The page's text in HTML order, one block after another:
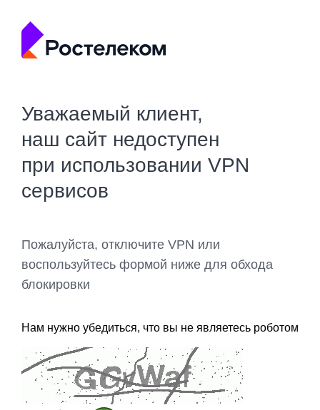
Уважаемый клиент,
наш сайт недоступен
при использовании VPN
сервисов
Пожалуйста, отключите VPN или
воспользуйтесь формой ниже для обхода
блокировки
Нам нужно убедиться, что вы не являетесь роботом